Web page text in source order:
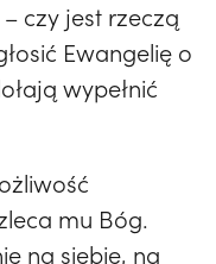
czy jest rzeczą
Ewangelię o
wypełnić
mu Bóg.
na siebie, na